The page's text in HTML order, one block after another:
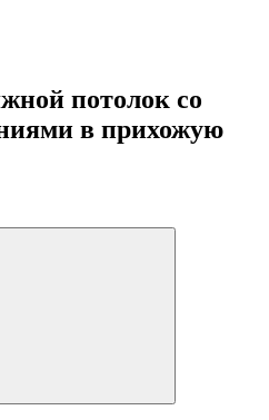
потолок со
в прихожую